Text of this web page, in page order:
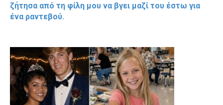
ζήτησα από τη φίλη μου να βγει μαζί του έστω για
ένα ραντεβού.